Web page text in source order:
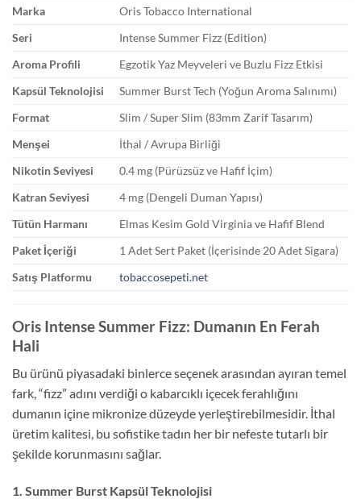
Marka
Oris Tobacco International
Seri
Intense Summer Fizz (Edition)
Aroma Profili
Egzotik Yaz Meyveleri ve Buzlu Fizz Etkisi
Kapsül Teknolojisi
Summer Burst Tech (Yoğun Aroma Salınımı)
Format
Slim / Super Slim (83mm Zarif Tasarım)
Menşei
İthal / Avrupa Birliği
Nikotin Seviyesi
0.4 mg (Pürüzsüz ve Hafif İçim)
Katran Seviyesi
4 mg (Dengeli Duman Yapısı)
Tütün Harmanı
Elmas Kesim Gold Virginia ve Hafif Blend
Paket İçeriği
1 Adet Sert Paket (İçerisinde 20 Adet Sigara)
Satış Platformu
tobaccosepeti.net
Oris Intense Summer Fizz: Dumanın En Ferah
Hali
Bu ürünü piyasadaki binlerce seçenek arasından ayıran temel
fark, “fizz” adını verdiği o kabarcıklı içecek ferahlığını
dumanın içine mikronize düzeyde yerleştirebilmesidir. İthal
üretim kalitesi, bu sofistike tadın her bir nefeste tutarlı bir
şekilde korunmasını sağlar.
1. Summer Burst Kapsül Teknolojisi